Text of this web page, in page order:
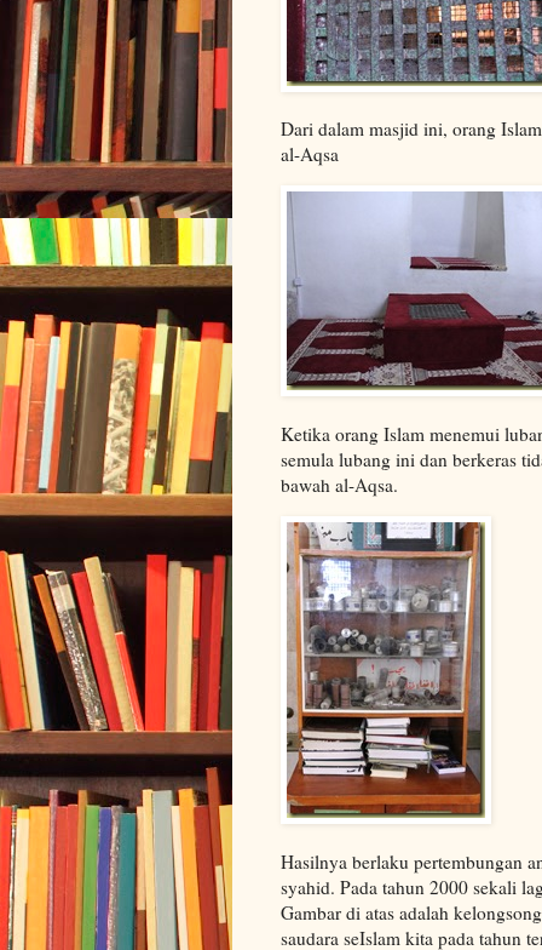
Dari dalam masjid ini, orang
al-Aqsa
Ketika orang Islam menemui
semula lubang ini dan berkeras
bawah al-Aqsa.
Hasilnya berlaku pertembungan
syahid. Pada tahun 2000 sekali
Gambar di atas adalah
saudara seIslam kita pada tahun